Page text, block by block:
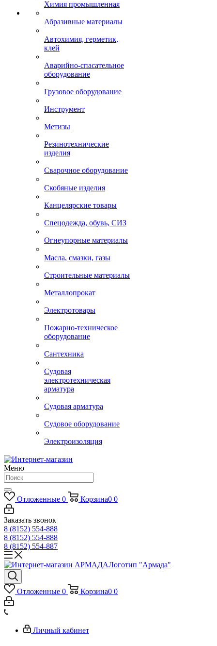
Химия промышленная
Абразивные материалы
Автохимия, герметик,
клей
Аварийно-спасательное
оборудование
Грузовое оборудование
Инструмент
Метизы
Резинотехнические
изделия
Сварочное оборудование
Скобяные изделия
Канцелярские товары
Спецодежда, обувь, СИЗ
Огнеупорные материалы
Масла, смазки, газы
Строительные материалы
Металлопрокат
Электротовары
Пожарно-техническое
оборудование
Сантехника
Судовая
электротехническая
арматура
Судовая арматура
Судовое оборудование
Электроизоляция
Меню
Отложенные 0 Корзина0 0
Заказать звонок
8 (8152) 554-888
8 (8152) 554-888
8 (8152) 554-887
Логотип "Армада"
Отложенные 0 Корзина0 0
Личный кабинет